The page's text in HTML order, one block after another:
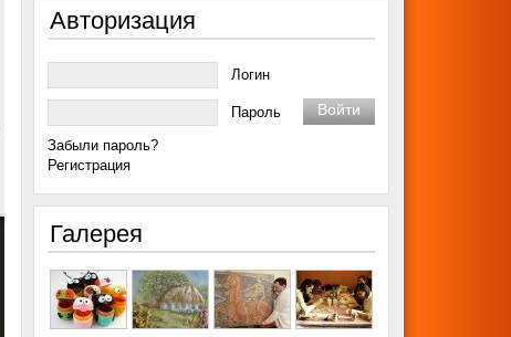
Авторизация
Логин
Пароль
Забыли пароль?
Регистрация
Галерея